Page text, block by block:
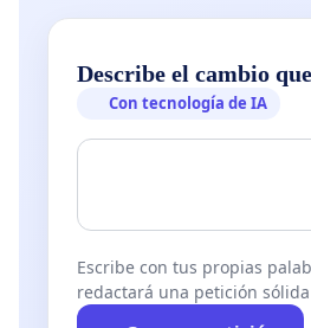
Describe el cambio
Con tecnología de IA
Escribe con tus propias
redactará una petición